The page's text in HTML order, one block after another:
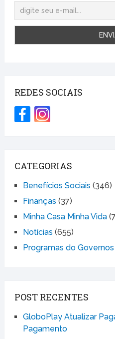
REDES SOCIAIS
CATEGORIAS
Benefícios Sociais (346)
Finanças (37)
Minha Casa Minha Vida
Notícias (655)
Programas do Governos
POST RECENTES
GloboPlay Atualizar
Pagamento